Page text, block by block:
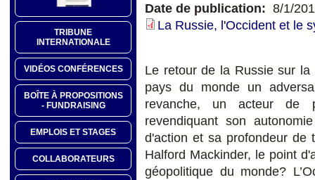
TRIBUNE
INTERNATIONALE
VIDÉOS CONFÉRENCES
BOÎTE À PROPOSITIONS
- FUNDRAISING
EMPLOIS ET STAGES
COLLABORATEURS
Date de publication: 8/1/
La Russie, l'Occident et le
Le retour de la Russie sur
pays du monde un
revanche, un acteur de
revendiquant son
d'action et sa profondeur de
Halford Mackinder, le point
géopolitique du monde?